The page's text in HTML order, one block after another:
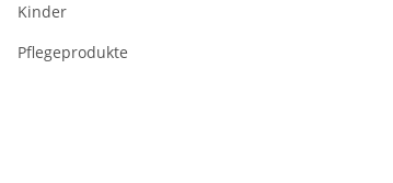
Kinder
Pflegeprodukte